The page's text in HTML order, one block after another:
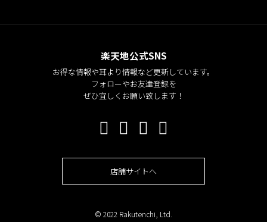
楽天地公式SNS
お得な情報や耳より情報など更新しています。
フォローやお友達登録を
ぜひ宜しくお願い致します！
店舗サイトへ
© 2022 Rakutenchi, Ltd.